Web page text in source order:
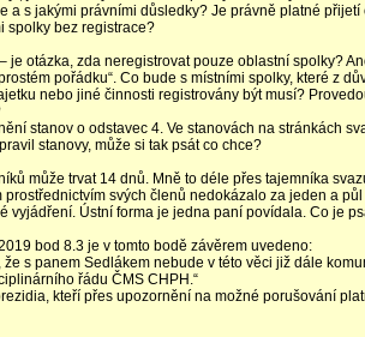
a s jakými právními důsledky? Je právně platné přijetí
spolky bez registrace?
je otázka, zda neregistrovat pouze oblastní spolky?
pořádku“. Co bude s místními spolky, které z
nebo jiné činnosti registrovány být musí?
stanov o odstavec 4. Ve stanovách na stránkách
stanovy, může si tak psát co chce?
může trvat 14 dnů. Mně to déle přes tajemníka
prostřednictvím svých členů nedokázalo za jeden a
vyjádření. Ústní forma je jedna paní povídala. Co je
bod 8.3 je v tomto bodě závěrem uvedeno:
s panem Sedlákem nebude v této věci již dále
řádu ČMS CHPH.“
kteří přes upozornění na možné porušování